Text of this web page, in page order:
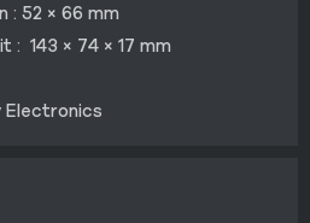
: 52 × 66 mm
: 143 × 74 × 17 mm
Electronics